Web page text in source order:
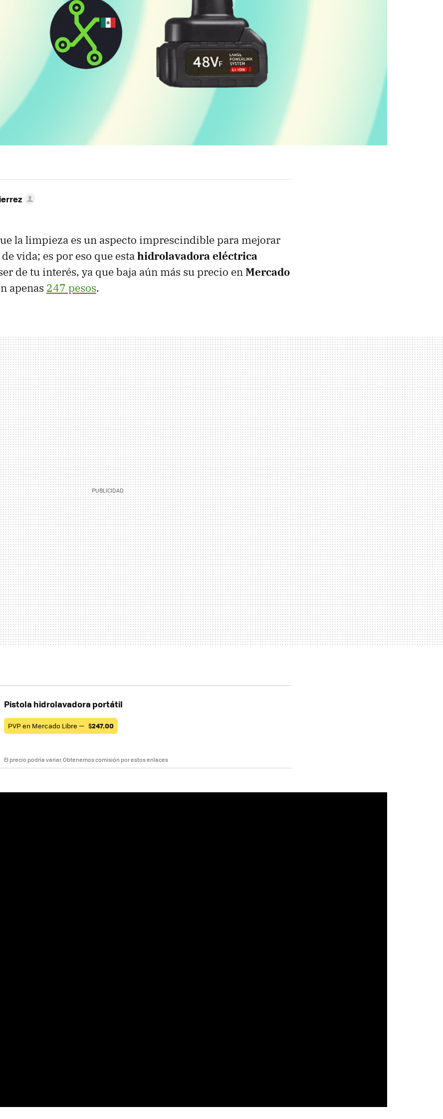
la limpieza es un aspecto imprescindible para mejorar
vida; es por eso que estahidrolavadora eléctrica
de tu interés, ya que baja aún más su precio enMercado
apenas 247 pesos.
Pistola hidrolavadora portátil
PVP en Mercado Libre — $247.00
El precio podría variar. Obtenemos comisión por estos enlaces